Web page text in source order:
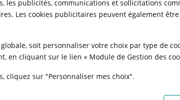
DE CONFIDENTIALITÉ
MODULE DE GESTION DES
publicités, communications et sollicitations
Les cookies publicitaires peuvent également
soit personnaliser votre choix par type de
cliquant sur le lien « Module de Gestion des
cliquez sur "Personnaliser mes choix".